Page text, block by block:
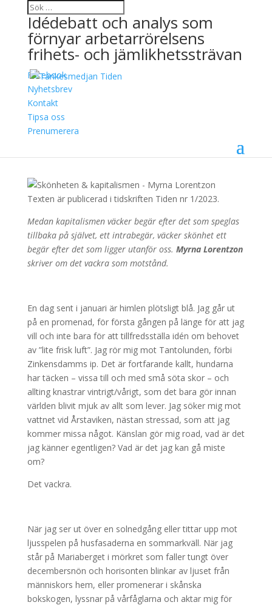
Idédebatt och analys som
förnyar arbetarrörelsens
frihets- och jämlikhetssträvan
Facebook
Nyhetsbrev
Kontakt
Tipsa oss
Prenumerera
Skönheten &
kapitalismen
13 april, 2023
Texten är publicerad i tidskriften Tiden nr 1/2023.
Medan kapitalismen väcker begär efter det som speglas
tillbaka på självet, ett intrabegär, väcker skönhet ett
begär efter det som ligger utanför oss. Myrna Lorentzon
skriver om det vackra som motstånd.
En dag sent i januari är himlen plötsligt blå. Jag går ut
på en promenad, för första gången på länge för att jag
vill och inte bara för att tillfredsställa idén om behovet
av ”lite frisk luft”. Jag rör mig mot Tantolunden, förbi
Zinkensdamms ip. Det är fortfarande kallt, hundarna
har täcken – vissa till och med små söta skor – och
allting knastrar vintrigt/vårigt, som det bara gör innan
världen blivit mjuk av allt som lever. Jag söker mig mot
vattnet vid Årstaviken, nästan stressad, som att jag
kommer missa något. Känslan gör mig road, vad är det
jag känner egentligen? Vad är det jag kan gå miste
om?
Det vackra.
När jag ser ut över en solnedgång eller tittar upp mot
ljusspelen på husfasaderna en sommarkväll. När jag
står på Mariaberget i mörkret som faller tungt över
decembersnön och horisonten blinkar av ljuset från
människors hem, eller promenerar i skånska
bokskogen, lyssnar på vårfåglarna och aktar mig för